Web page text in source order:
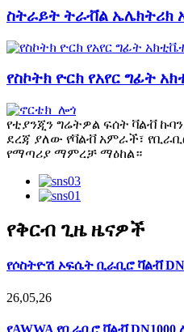
ስትራይት ትራቭል ኤሌክትሪክ
የስኮትክ ዮርክ የአየር ግፊት
የቲያንጂን ግሬትዎል ፍሰት ቫልቭ
ደረጃ ያለው የቫልቭ አምራች፣
የማጣሪያ ማምረቻ ማዕከል።
የቅርብ ጊዜ ዜናዎች
የሶስትዮሽ ኦፍሴት ቢራቢሮ ቫልቭ
26,05,26
የAWWA የቢራቢሮ ቫልቭ DN1000